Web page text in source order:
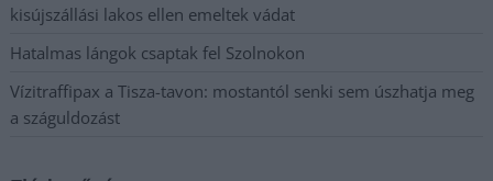
kisújszállási lakos ellen emeltek vádat
Hatalmas lángok csaptak fel Szolnokon
Vízitraffipax a Tisza-tavon: mostantól senki sem úszhatja meg
a száguldozást